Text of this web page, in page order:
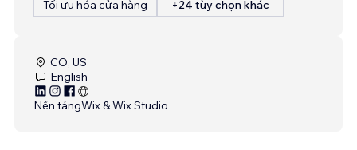
Tối ưu hóa cửa hàng +24 tùy chọn khác
CO, US
English
Nền tảngWix & Wix Studio